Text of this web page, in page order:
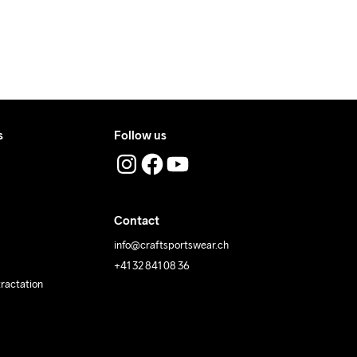
Follow us
Contact
info@craftsportswear.ch
+41 32 841 08 36